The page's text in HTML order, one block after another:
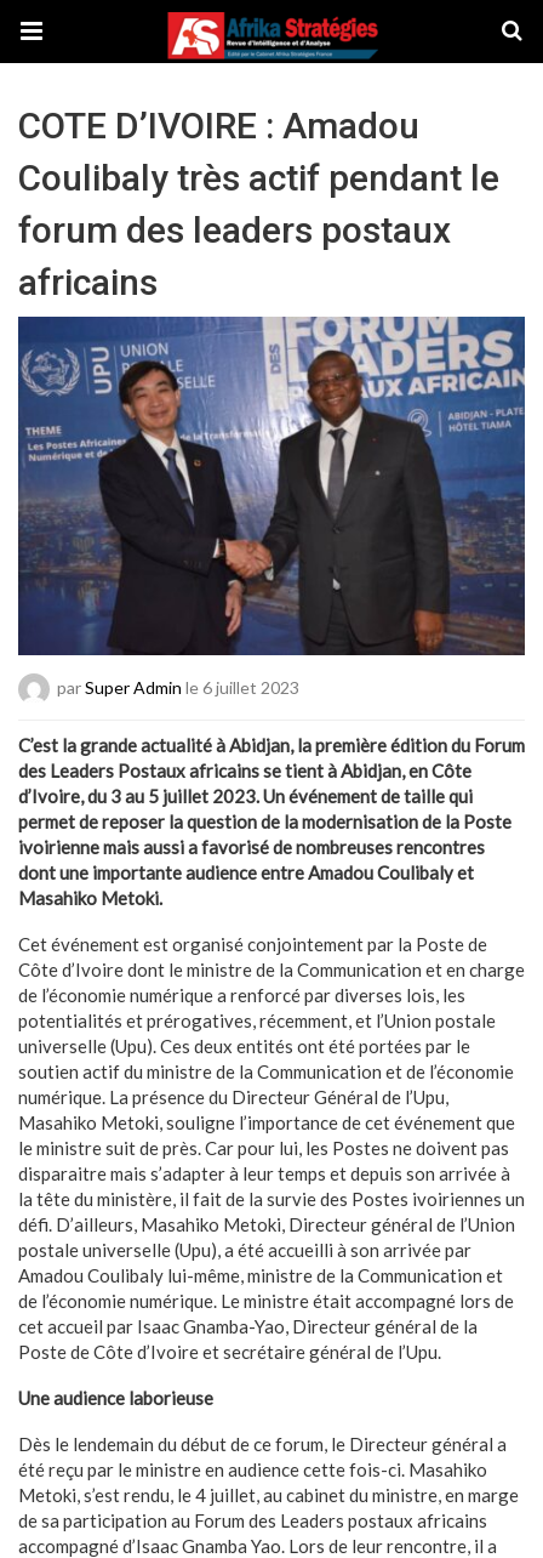
COTE D’IVOIRE : Amadou
Coulibaly très actif pendant le
forum des leaders postaux
africains
parSuper Admin le 6 juillet 2023
C’est la grande actualité à Abidjan, la première édition du Forum
des Leaders Postaux africains se tient à Abidjan, en Côte
d’Ivoire, du 3 au 5 juillet 2023. Un événement de taille qui
permet de reposer la question de la modernisation de la Poste
ivoirienne mais aussi a favorisé de nombreuses rencontres
dont une importante audience entre Amadou Coulibaly et
Masahiko Metoki.
Cet événement est organisé conjointement par la Poste de
Côte d’Ivoire dont le ministre de la Communication et en charge
de l’économie numérique a renforcé par diverses lois, les
potentialités et prérogatives, récemment, et l’Union postale
universelle (Upu). Ces deux entités ont été portées par le
soutien actif du ministre de la Communication et de l’économie
numérique. La présence du Directeur Général de l’Upu,
Masahiko Metoki, souligne l’importance de cet événement que
le ministre suit de près. Car pour lui, les Postes ne doivent pas
disparaitre mais s’adapter à leur temps et depuis son arrivée à
la tête du ministère, il fait de la survie des Postes ivoiriennes un
défi. D’ailleurs, Masahiko Metoki, Directeur général de l’Union
postale universelle (Upu), a été accueilli à son arrivée par
Amadou Coulibaly lui-même, ministre de la Communication et
de l’économie numérique. Le ministre était accompagné lors de
cet accueil par Isaac Gnamba-Yao, Directeur général de la
Poste de Côte d’Ivoire et secrétaire général de l’Upu.
Une audience laborieuse
Dès le lendemain du début de ce forum, le Directeur général a
été reçu par le ministre en audience cette fois-ci. Masahiko
Metoki, s’est rendu, le 4 juillet, au cabinet du ministre, en marge
de sa participation au Forum des Leaders postaux africains
accompagné d’Isaac Gnamba Yao. Lors de leur rencontre, il a